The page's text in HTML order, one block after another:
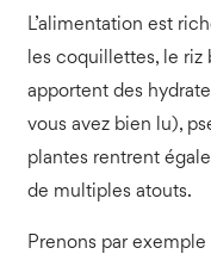
L’alimentation est
les coquillettes, le
apportent des
vous avez bien lu),
plantes rentrent
de multiples atouts.
Prenons par